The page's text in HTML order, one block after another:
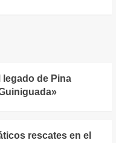
legado de Pina
rescates en el